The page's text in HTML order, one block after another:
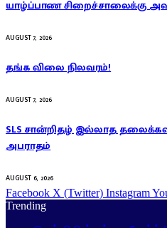
யாழ்ப்பாண சிறைச்சாலைக்கு
AUGUST 7, 2026
தங்க விலை நிலவரம்!
AUGUST 7, 2026
SLS சான்றிதழ் இல்லாத
அபராதம்
AUGUST 6, 2026
Facebook X (Twitter) Instagram
Trending